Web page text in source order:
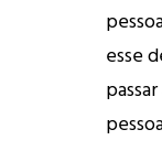
esse